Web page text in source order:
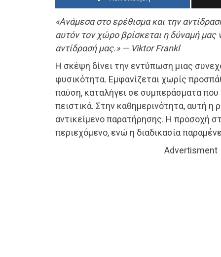
«Ανάμεσα στο ερέθισμα και την
αυτόν τον χώρο βρίσκεται η δύναμή μας
αντίδρασή μας.» — Viktor Frankl
Η σκέψη δίνει την εντύπωση μιας
φυσικότητα. Εμφανίζεται χωρίς
παύση, καταλήγει σε συμπεράσματα που
πειστικά. Στην καθημερινότητα, αυτή η
αντικείμενο παρατήρησης. Η προσοχή
περιεχόμενο, ενώ η διαδικασία
Advertisment